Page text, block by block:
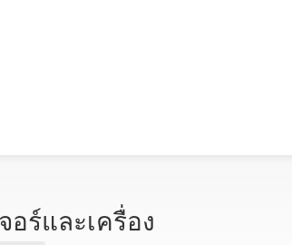
ร์และเครื่อง